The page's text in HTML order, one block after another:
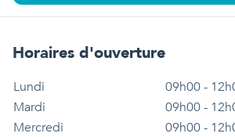
Horaires d'ouverture
Lundi
09h00 -
Mardi
09h00 -
Mercredi
09h00 -